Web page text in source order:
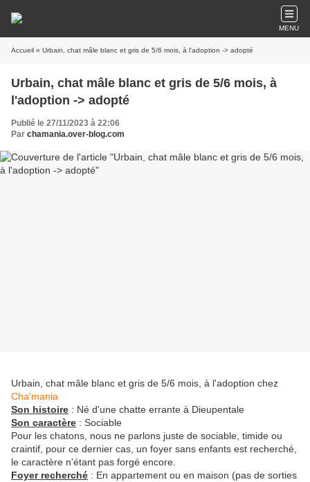
MENU
Accueil » Urbain, chat mâle blanc et gris de 5/6 mois, à l'adoption -> adopté
Urbain, chat mâle blanc et gris de 5/6 mois, à
l'adoption -> adopté
Publié le 27/11/2023 à 22:06
Par chamania.over-blog.com
Urbain, chat mâle blanc et gris de 5/6 mois, à l'adoption chez
Cha'mania
Son histoire : Né d'une chatte errante à Dieupentale
Son caractère : Sociable
Pour les chatons, nous ne parlons juste de sociable, timide ou
craintif, pour ce dernier cas, un foyer sans enfants est recherché,
le caractère n'étant pas forgé encore.
Foyer recherché : En appartement ou en maison (pas de sorties